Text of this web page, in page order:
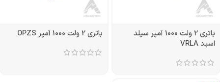
باتری 2 ولت 1000 آمپر سیلد
اسید VRLA
باتری 2 ولت 1000 آمپر OPZS